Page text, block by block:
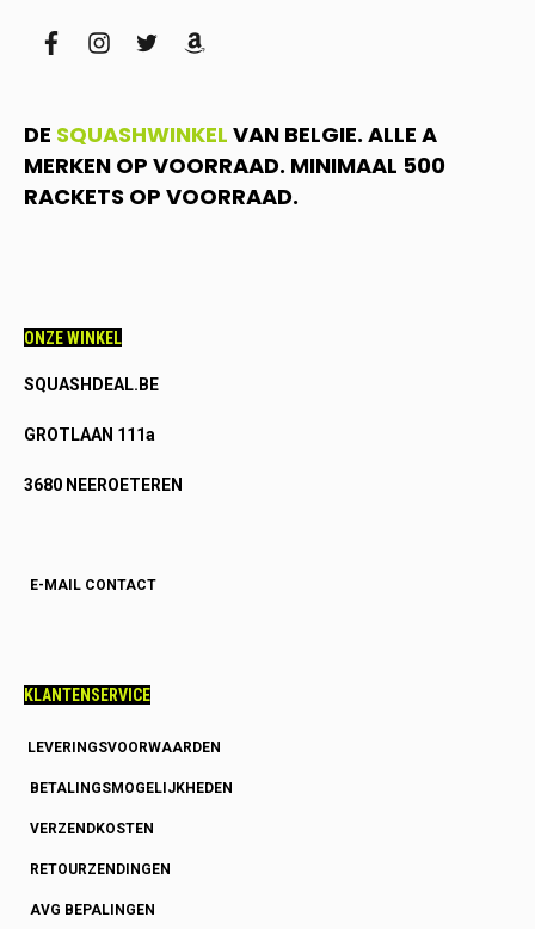
facebookinstagram
twitteramazon
DE SQUASHWINKEL VAN BELGIE. ALLE A
MERKEN OP VOORRAAD. MINIMAAL 500
RACKETS OP VOORRAAD.
ONZE WINKEL
SQUASHDEAL.BE
GROTLAAN 111a
3680 NEEROETEREN
E-MAIL CONTACT
KLANTENSERVICE
LEVERINGSVOORWAARDEN
BETALINGSMOGELIJKHEDEN
VERZENDKOSTEN
RETOURZENDINGEN
AVG BEPALINGEN